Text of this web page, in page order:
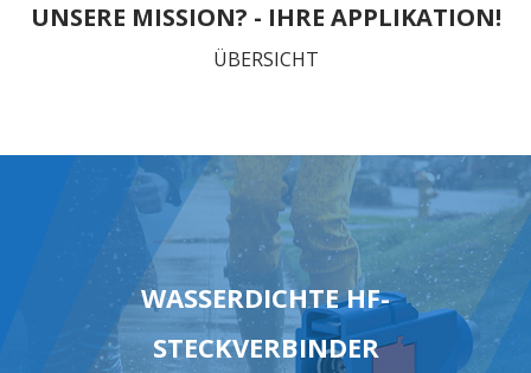
UNSERE MISSION? - IHRE APPLIKATION!
ÜBERSICHT
WASSERDICHTE HF-
STECKVERBINDER